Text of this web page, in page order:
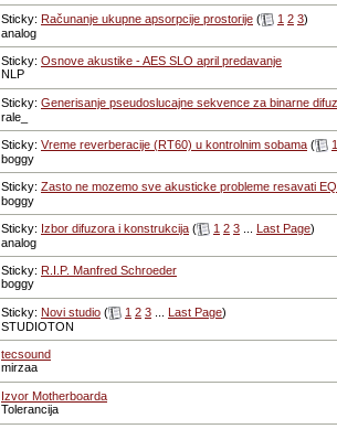
Sticky: Računanje ukupne apsorpcije prostorije ( 1 2 3)
analog
Sticky: Osnove akustike - AES SLO april predavanje
NLP
Sticky: Generisanje pseudoslucajne sekvence za binarne
rale_
Sticky: Vreme reverberacije (RT60) u kontrolnim sobama (
1
boggy
Sticky: Zasto ne mozemo sve akusticke probleme resavati
boggy
Sticky: Izbor difuzora i konstrukcija ( 1 2 3 Last Page)
analog
Sticky: R.I.P. Manfred Schroeder
boggy
Sticky: Novi studio ( 1 2 3 Last Page)
STUDIOTON
tecsound
mirzaa
Izvor Motherboarda
Tolerancija